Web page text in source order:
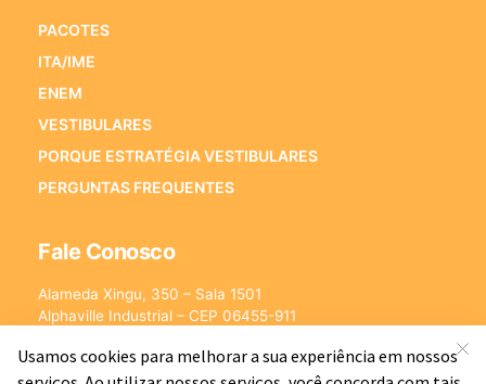
PACOTES
ITA/IME
ENEM
VESTIBULARES
PORQUE ESTRATÉGIA VESTIBULARES
PERGUNTAS FREQUENTES
Fale Conosco
Alameda Xingu, 350 – Sala 1501
Alphaville Industrial – CEP 06455-911
E-mail:[email protected]